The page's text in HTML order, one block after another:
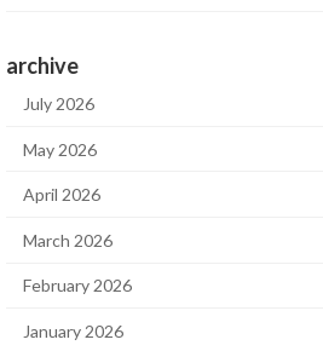
archive
July 2026
May 2026
April 2026
March 2026
February 2026
January 2026